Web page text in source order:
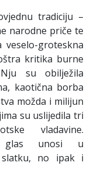
tradiciju –
narodne priče te
veselo-groteskna
kritika burne
su obilježila
kaotična borba
možda i milijun
su uslijedila tri
vladavine.
glas unosi u
slatku, no ipak i